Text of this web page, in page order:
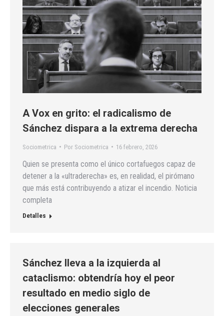
A Vox en grito: el radicalismo de
Sánchez dispara a la extrema derecha
Sociometrica Por Sociometrica 16 febrero, 2026
Quien se presenta como el único cortafuegos capaz de
detener a la «ultraderecha» es, en realidad, el pirómano
que más está contribuyendo a atizar el incendio. Noticia
completa
Detalles
Sánchez lleva a la izquierda al
cataclismo: obtendría hoy el peor
resultado en medio siglo de
elecciones generales